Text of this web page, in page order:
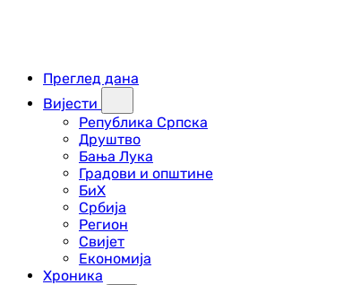
Преглед дана
Вијести
Република Српска
Друштво
Бања Лука
Градови и општине
БиХ
Србија
Регион
Свијет
Економија
Хроника